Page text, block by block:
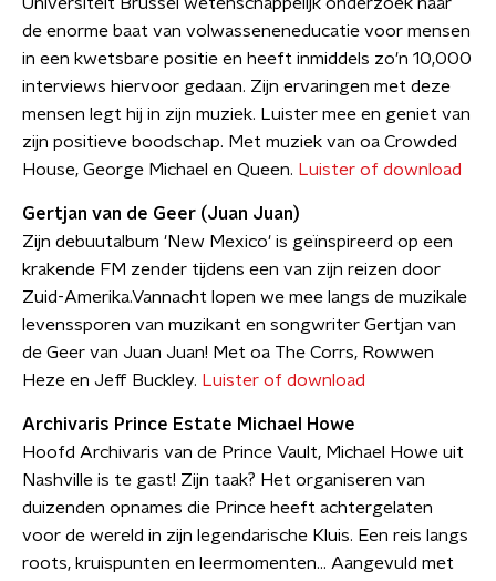
Universiteit Brussel wetenschappelijk onderzoek naar
de enorme baat van volwasseneneducatie voor mensen
in een kwetsbare positie en heeft inmiddels zo'n 10,000
interviews hiervoor gedaan. Zijn ervaringen met deze
mensen legt hij in zijn muziek. Luister mee en geniet van
zijn positieve boodschap. Met muziek van oa Crowded
House, George Michael en Queen. Luister of download
Gertjan van de Geer (Juan Juan)
Zijn debuutalbum 'New Mexico' is geïnspireerd op een
krakende FM zender tijdens een van zijn reizen door
Zuid-Amerika.Vannacht lopen we mee langs de muzikale
levenssporen van muzikant en songwriter Gertjan van
de Geer van Juan Juan! Met oa The Corrs, Rowwen
Heze en Jeff Buckley. Luister of download
Archivaris Prince Estate Michael Howe
Hoofd Archivaris van de Prince Vault, Michael Howe uit
Nashville is te gast! Zijn taak? Het organiseren van
duizenden opnames die Prince heeft achtergelaten
voor de wereld in zijn legendarische Kluis. Een reis langs
roots, kruispunten en leermomenten... Aangevuld met